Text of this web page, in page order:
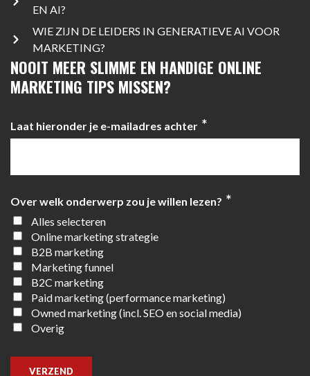
EN AI?
WIE ZIJN DE LEIDERS IN GENERATIEVE AI VOOR
MARKETING?
NOOIT MEER SLIMME EN HANDIGE ONLINE
MARKETING TIPS MISSEN?
Laat hieronder je e-mailadres achter *
Over welk onderwerp zou je willen lezen? *
Alles selecteren
Online marketing strategie
B2B marketing
Marketing funnel
B2C marketing
Paid marketing (performance marketing)
Owned marketing (incl. SEO en social media)
Overig
VERZEND